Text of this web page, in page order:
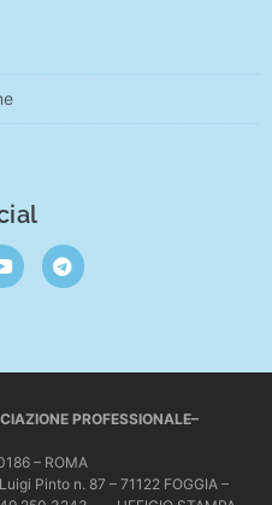
PROFESSIONALE–
– ROMA
Pinto n. 87 – 71122 FOGGIA –